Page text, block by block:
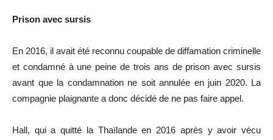
Prison avec sursis
En 2016, il avait été reconnu coupable de diffamation criminelle
et condamné à une peine de trois ans de prison avec sursis
avant que la condamnation ne soit annulée en juin 2020. La
compagnie plaignante a donc décidé de ne pas faire appel.
Hall, qui a quitté la Thaïlande en 2016 après y avoir vécu